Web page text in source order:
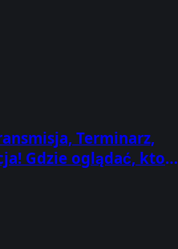
Terminarz,
Gdzie oglądać, kto